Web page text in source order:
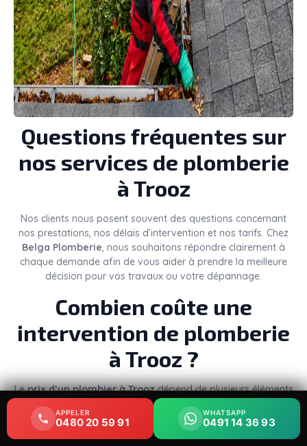
Questions fréquentes sur
nos services de plomberie
à Trooz
Nos clients nous posent souvent des questions concernant
nos prestations, nos délais d’intervention et nos tarifs. Chez
Belga Plomberie, nous souhaitons répondre clairement à
chaque demande afin de vous aider à prendre la meilleure
décision pour vos travaux ou votre dépannage.
Combien coûte une
intervention de plomberie
à Trooz ?
Leprix d’un plombier à Troozdépend de plusieurs éléments
: la nature du problème, le temps nécessaire, les pièces à
remplacer et le niveau d’urgence. Une simple réparation de
robinet ou un débouchage ne représente pas le même
APPELER
0480 20 59 91
WHATSAPP
0491 14 36 93
APPELER
0480 20 59 91
WHATSAPP
0491 14 36 93